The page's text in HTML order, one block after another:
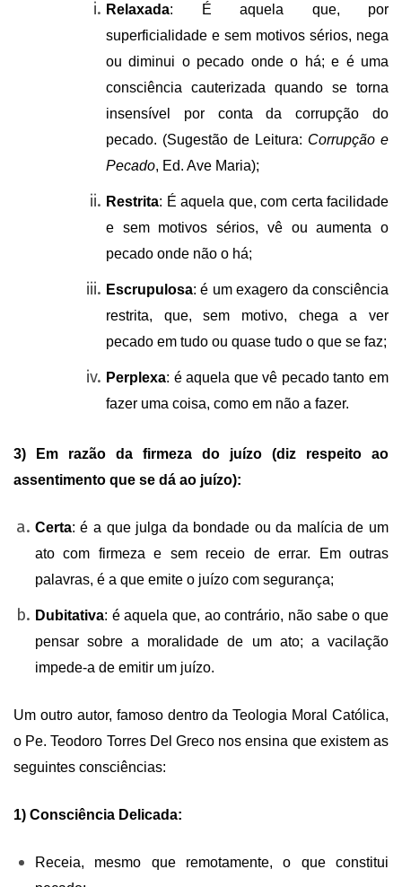
Relaxada: É aquela que, por
superficialidade e sem motivos sérios, nega
ou diminui o pecado onde o há; e é uma
consciência cauterizada quando se torna
insensível por conta da corrupção do
pecado. (Sugestão de Leitura: Corrupção e
Pecado, Ed. Ave Maria);
Restrita: É aquela que, com certa facilidade
e sem motivos sérios, vê ou aumenta o
pecado onde não o há;
Escrupulosa: é um exagero da consciência
restrita, que, sem motivo, chega a ver
pecado em tudo ou quase tudo o que se faz;
Perplexa: é aquela que vê pecado tanto em
fazer uma coisa, como em não a fazer.
3) Em razão da firmeza do juízo (diz respeito ao
assentimento que se dá ao juízo):
Certa: é a que julga da bondade ou da malícia de um
ato com firmeza e sem receio de errar. Em outras
palavras, é a que emite o juízo com segurança;
Dubitativa: é aquela que, ao contrário, não sabe o que
pensar sobre a moralidade de um ato; a vacilação
impede-a de emitir um juízo.
Um outro autor, famoso dentro da Teologia Moral Católica,
o Pe. Teodoro Torres Del Greco nos ensina que existem as
seguintes consciências:
1) Consciência Delicada:
Receia, mesmo que remotamente, o que constitui